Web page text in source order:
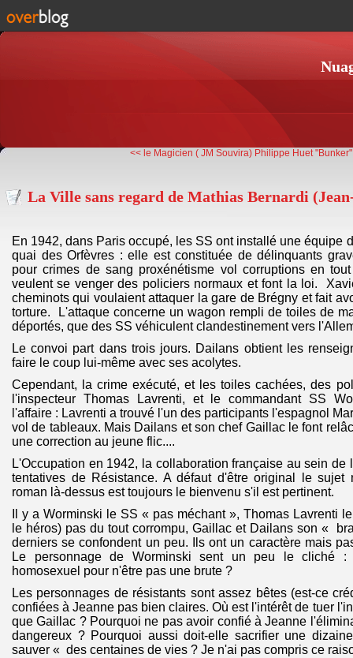
<< le Magicien ( JM Souvira) Philippe Huet
La Ville sans regard de Mathias Bernardi
En 1942, dans Paris occupé, les SS ont installé une équipe
quai des Orfèvres : elle est constituée de délinquants
pour crimes de sang proxénétisme vol corruptions en
veulent se venger des policiers normaux et font la loi.
cheminots qui voulaient attaquer la gare de Brégny et fait
torture. L'attaque concerne un wagon rempli de toiles de
déportés, que des SS véhiculent clandestinement vers
Le convoi part dans trois jours. Dailans obtient les
faire le coup lui-même avec ses acolytes.
Cependant, la crime exécuté, et les toiles cachées, des
l'inspecteur Thomas Lavrenti, et le commandant SS
l'affaire : Lavrenti a trouvé l'un des participants l'espagnol
vol de tableaux. Mais Dailans et son chef Gaillac le font
une correction au jeune flic....
L'Occupation en 1942, la collaboration française au sein de
tentatives de Résistance. A défaut d'être original le
roman là-dessus est toujours le bienvenu s'il est pertinent.
Il y a Worminski le SS « pas méchant », Thomas Lavrenti
le héros) pas du tout corrompu, Gaillac et Dailans son «
derniers se confondent un peu. Ils ont un caractère mais
Le personnage de Worminski sent un peu le cliché
homosexuel pour n'être pas une brute ?
Les personnages de résistants sont assez bêtes (est-ce
confiées à Jeanne pas bien claires. Où est l'intérêt de tuer
que Gaillac ? Pourquoi ne pas avoir confié à Jeanne
dangereux ? Pourquoi aussi doit-elle sacrifier une
sauver « des centaines de vies ? Je n'ai pas compris ce